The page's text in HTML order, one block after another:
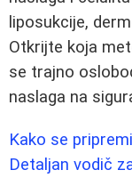
liposukcije,
Otkrijte koja
se trajno
naslaga na
Kako se
Detaljan vodič